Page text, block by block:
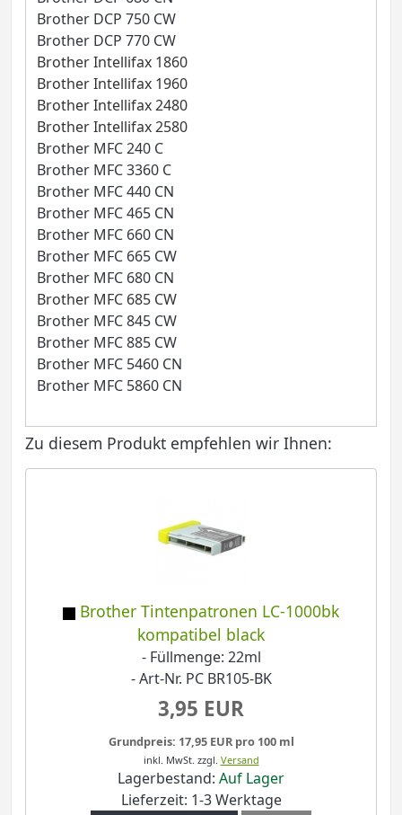
Brother DCP 750 CW
Brother DCP 770 CW
Brother Intellifax 1860
Brother Intellifax 1960
Brother Intellifax 2480
Brother Intellifax 2580
Brother MFC 240 C
Brother MFC 3360 C
Brother MFC 440 CN
Brother MFC 465 CN
Brother MFC 660 CN
Brother MFC 665 CW
Brother MFC 680 CN
Brother MFC 685 CW
Brother MFC 845 CW
Brother MFC 885 CW
Brother MFC 5460 CN
Brother MFC 5860 CN
Zu diesem Produkt empfehlen wir Ihnen:
Brother Tintenpatronen LC-1000bk
kompatibel black
- Füllmenge: 22ml
- Art-Nr. PC BR105-BK
3,95 EUR
Grundpreis: 17,95 EUR pro 100 ml
inkl. MwSt. zzgl. Versand
Lagerbestand: Auf Lager
Lieferzeit: 1-3 Werktage